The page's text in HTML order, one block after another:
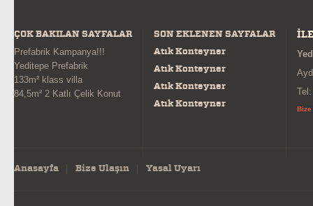
ÇOK BAKILAN SAYFALAR
Prefabrik Kampanya!!!
Yeditepe Prefabrik
133m² klass villa
84,5m² 2 Katlı Çelik Konut
SON EKLENEN SAYFALAR
Atık Konteyner
Atık Konteyner
Atık Konteyner
Atık Konteyner
Bize
Anasayfa Bize Ulaşın Yasal Uyarı